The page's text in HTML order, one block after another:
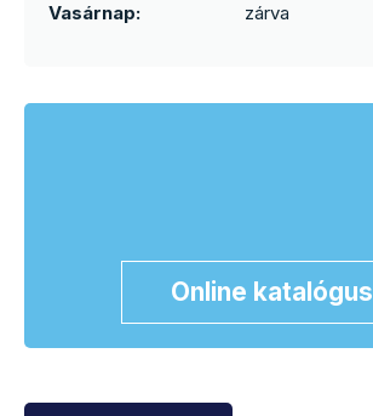
Vasárnap:
zárva
Online katalógus